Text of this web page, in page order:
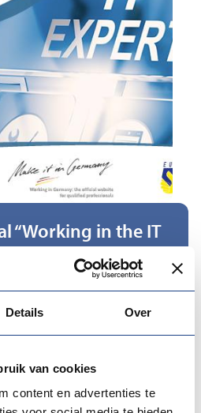
Details Over
van cookies
content en advertenties te
“Working in the IT
is about “Working and
includes the German